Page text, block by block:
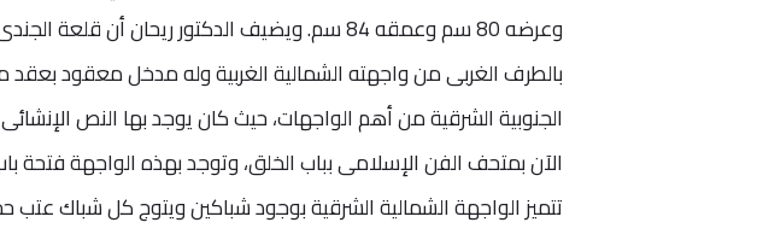
وعرضه 80 سم وعمقه 84 سم. ويضيف الدكتور ريحان أن
بالطرف الغربى من واجهته الشمالية الغربية وله مدخل معقود
الجنوبية الشرقية من أهم الواجهات، حيث كان يوجد بها النص
الآن بمتحف الفن الإسلامى بباب الخلق، وتوجد بهذه الواجهة
تتميز الواجهة الشمالية الشرقية بوجود شباكين ويتوج كل شباك